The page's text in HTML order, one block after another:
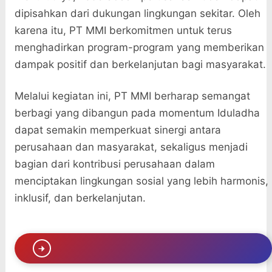
dipisahkan dari dukungan lingkungan sekitar. Oleh
karena itu, PT MMI berkomitmen untuk terus
menghadirkan program-program yang memberikan
dampak positif dan berkelanjutan bagi masyarakat.
Melalui kegiatan ini, PT MMI berharap semangat
berbagi yang dibangun pada momentum Iduladha
dapat semakin memperkuat sinergi antara
perusahaan dan masyarakat, sekaligus menjadi
bagian dari kontribusi perusahaan dalam
menciptakan lingkungan sosial yang lebih harmonis,
inklusif, dan berkelanjutan.